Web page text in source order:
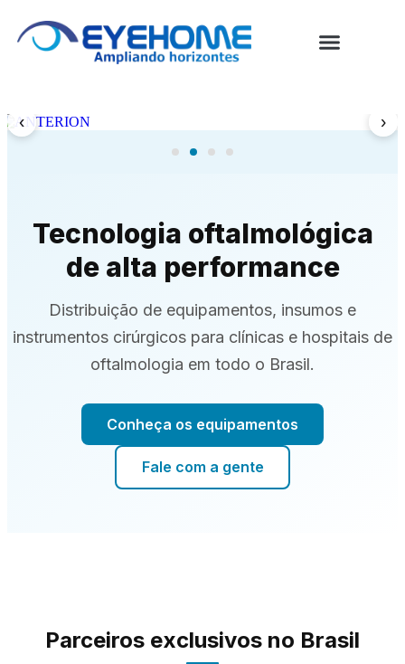
‹ ›
Tecnologia oftalmológica
de alta performance
Distribuição de equipamentos, insumos e
instrumentos cirúrgicos para clínicas e hospitais de
oftalmologia em todo o Brasil.
Conheça os equipamentos
Fale com a gente
Parceiros exclusivos no Brasil